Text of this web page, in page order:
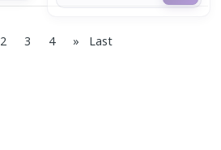
2 3 4 » Last